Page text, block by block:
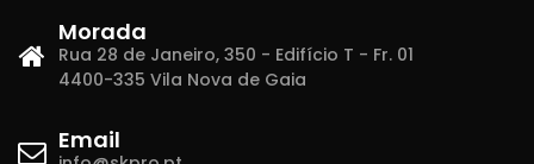
Morada
Rua 28 de Janeiro, 350 - Edifício T - Fr. 01
4400-335 Vila Nova de Gaia
Email